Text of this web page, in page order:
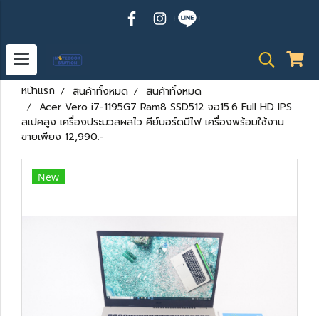
หน้าแรก สินค้าทั้งหมด
สินค้าทั้งหมด
Acer Vero i7-1195G7 Ram8 SSD512 จอ15.6 Full HD IPS
สเปคสูง เครื่องประมวลผลไว คีย์บอร์ดมีไฟ เครื่องพร้อมใช้งาน
ขายเพียง 12,990.-
New